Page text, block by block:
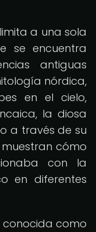
a una sola
se encuentra
antiguas
nórdica,
en el cielo,
la diosa
a través de su
cómo
con la
en diferentes
conocida como